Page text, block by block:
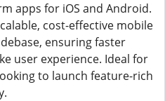
apps for iOS and Android.
cost-effective mobile
ensuring faster
user experience. Ideal for
to launch feature-rich